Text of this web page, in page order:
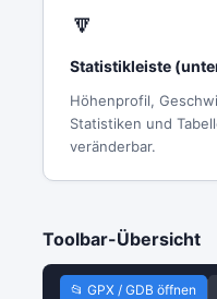
🔽
Statistikleiste
Höhenprofil,
Statistiken und
veränderbar.
Toolbar-Übersicht
📂 GPX / GDB öffnen